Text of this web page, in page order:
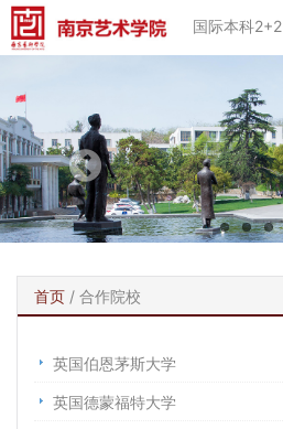
国际本科2+2
首页 / 合作院校
英国伯恩茅斯大学
英国德蒙福特大学